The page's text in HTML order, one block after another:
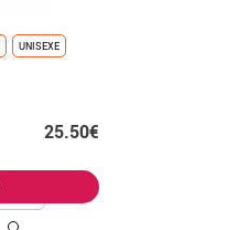
UNISEXE
25.50€